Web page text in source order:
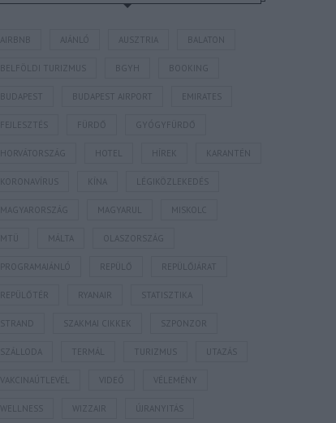
AIRBNB AJÁNLÓ AUSZTRIA BALATON
BELFÖLDI TURIZMUS BGYH BOOKING
BUDAPEST BUDAPEST AIRPORT EMIRATES
FEJLESZTÉS FÜRDŐ GYÓGYFÜRDŐ
HORVÁTORSZÁG HOTEL HÍREK KARANTÉN
KORONAVÍRUS KÍNA LÉGIKÖZLEKEDÉS
MAGYARORSZÁG MAGYARUL MISKOLC
MTÜ MÁLTA OLASZORSZÁG
PROGRAMAJÁNLÓ REPÜLŐ REPÜLŐJÁRAT
REPÜLŐTÉR RYANAIR STATISZTIKA
STRAND SZAKMAI CIKKEK SZPONZOR
SZÁLLODA TERMÁL TURIZMUS UTAZÁS
VAKCINAÚTLEVÉL VIDEÓ VÉLEMÉNY
WELLNESS WIZZAIR ÚJRANYITÁS